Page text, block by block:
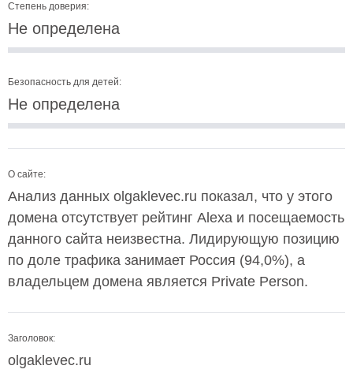
Степень доверия:
Не определена
Безопасность для детей:
Не определена
О сайте:
Анализ данных olgaklevec.ru показал, что у этого
домена отсутствует рейтинг Alexa и посещаемость
данного сайта неизвестна. Лидирующую позицию
по доле трафика занимает Россия (94,0%), а
владельцем домена является Private Person.
Заголовок:
olgaklevec.ru